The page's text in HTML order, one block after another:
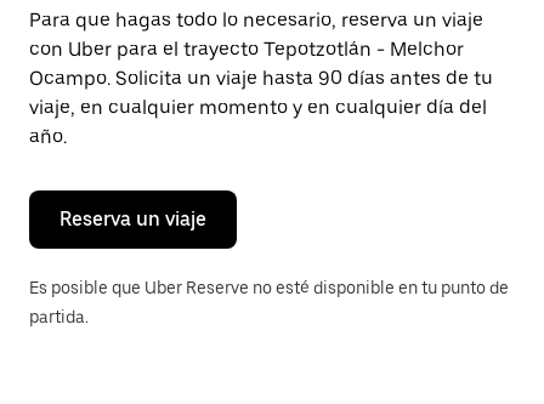
Presiona
la
tecla Esc
para
cerrar
el
calendario.
Para que hagas todo lo necesario, reserva un viaje
con Uber para el trayecto Tepotzotlán - Melchor
Ocampo. Solicita un viaje hasta 90 días antes de tu
viaje, en cualquier momento y en cualquier día del
año.
Reserva un viaje
Es posible que Uber Reserve no esté disponible en tu punto de
partida.